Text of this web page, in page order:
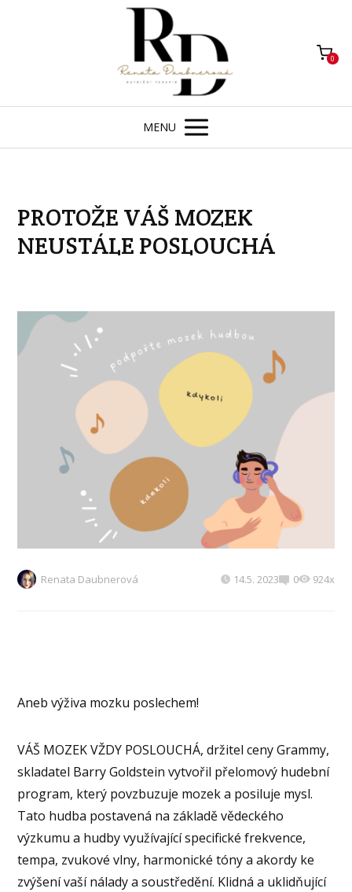
0
MENU
PROTOŽE VÁŠ MOZEK
NEUSTÁLE POSLOUCHÁ
Renata Daubnerová 14.5. 2023 0 924x
Aneb výživa mozku poslechem!
VÁŠ MOZEK VŽDY POSLOUCHÁ, držitel ceny Grammy,
skladatel Barry Goldstein vytvořil přelomový hudební
program, který povzbuzuje mozek a posiluje mysl.
Tato hudba postavená na základě vědeckého
výzkumu a hudby využívající specifické frekvence,
tempa, zvukové vlny, harmonické tóny a akordy ke
zvýšení vaší nálady a soustředění. Klidná a uklidňující